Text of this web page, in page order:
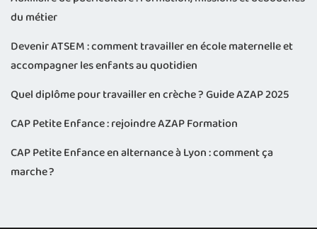
du métier
Devenir ATSEM : comment travailler en école maternelle et
accompagner les enfants au quotidien
Quel diplôme pour travailler en crèche ? Guide AZAP 2025
CAP Petite Enfance : rejoindre AZAP Formation
CAP Petite Enfance en alternance à Lyon : comment ça
marche ?